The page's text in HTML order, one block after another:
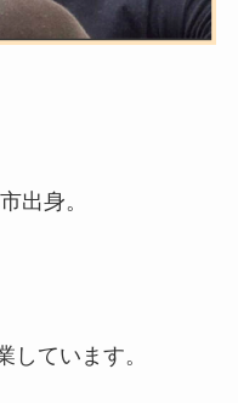
出身。
しています。